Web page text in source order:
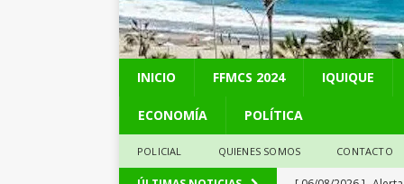
INICIO FFMCS 2024 IQUIQUE
ECONOMÍA POLÍTICA
POLICIAL QUIENES SOMOS CONTACTO